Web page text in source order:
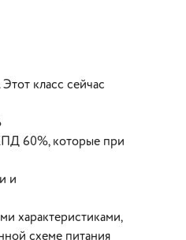
класс сейчас
60%, которые при
и
характеристиками,
схеме питания